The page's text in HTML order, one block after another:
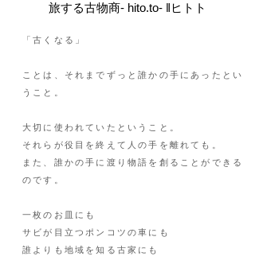
旅する古物商- hito.to- ‖ヒトト
「古くなる」
ことは、それまでずっと誰かの手にあったとい
うこと。
大切に使われていたということ。
それらが役目を終えて人の手を離れても。
また、誰かの手に渡り物語を創ることができる
のです。
一枚のお皿にも
サビが目立つポンコツの車にも
誰よりも地域を知る古家にも